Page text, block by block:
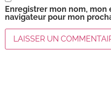
Enregistrer mon nom,
navigateur pour mon